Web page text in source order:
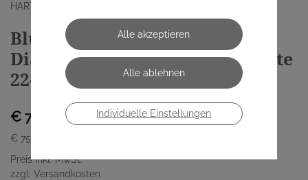
HARTMANN PAUL GMBH
Blutdruckmesser Veroval
Diagnostik Oberarm Manschette
22-42cm 1 Stück
€ 75,50
€ 75,50
Preis inkl. MwSt.
zzgl. Versandkosten
Individuelle Einstellungen